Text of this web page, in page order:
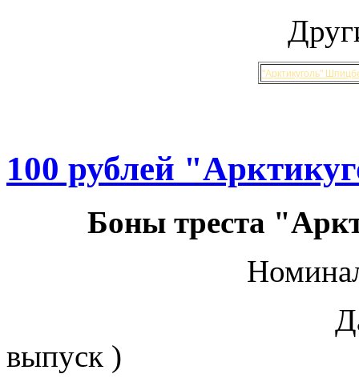
"Арктикуголь"
100 рублей
Боны треста
Дата выпуска
выпуск )